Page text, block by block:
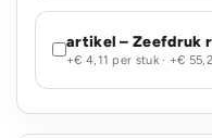
artikel – Zeefdruk
+€ 4,11 per stuk · +€